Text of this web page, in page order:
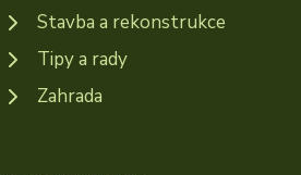
Stavba a rekonstrukce
Tipy a rady
Zahrada